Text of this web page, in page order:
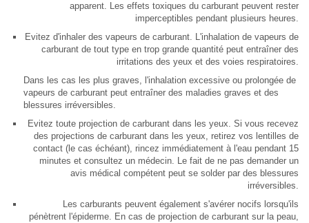
apparent. Les effets toxiques du carburant peuvent rester
imperceptibles pendant plusieurs heures.
Evitez d'inhaler des vapeurs de carburant. L'inhalation de vapeurs de
carburant de tout type en trop grande quantité peut entraîner des
irritations des yeux et des voies respiratoires.
Dans les cas les plus graves, l'inhalation excessive ou prolongée de
vapeurs de carburant peut entraîner des maladies graves et des
blessures irréversibles.
Evitez toute projection de carburant dans les yeux. Si vous recevez
des projections de carburant dans les yeux, retirez vos lentilles de
contact (le cas échéant), rincez immédiatement à l'eau pendant 15
minutes et consultez un médecin. Le fait de ne pas demander un
avis médical compétent peut se solder par des blessures
irréversibles.
Les carburants peuvent également s'avérer nocifs lorsqu'ils
pénètrent l'épiderme. En cas de projection de carburant sur la peau,